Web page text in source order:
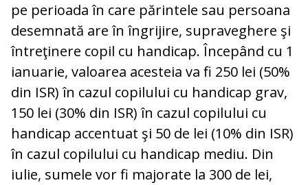
pe perioada în care părintele sau persoana
desemnată are în îngrijire, supraveghere şi
întreţinere copil cu handicap. Începând cu 1
ianuarie, valoarea acesteia va fi 250 lei (50%
din ISR) în cazul copilului cu handicap grav,
150 lei (30% din ISR) în cazul copilului cu
handicap accentuat şi 50 de lei (10% din ISR)
în cazul copilului cu handicap mediu. Din
iulie, sumele vor fi majorate la 300 de lei,